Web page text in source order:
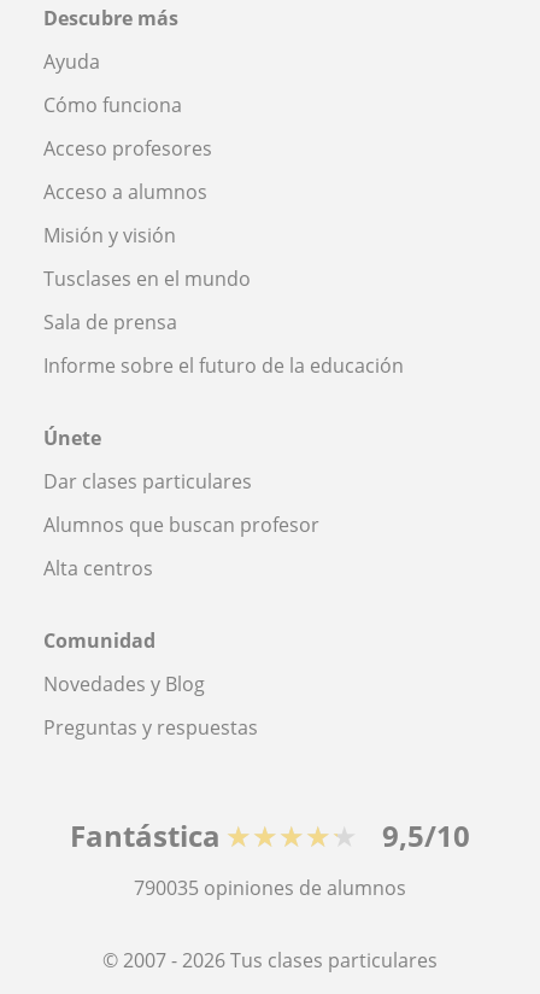
Descubre más
Ayuda
Cómo funciona
Acceso profesores
Acceso a alumnos
Misión y visión
Tusclases en el mundo
Sala de prensa
Informe sobre el futuro de la educación
Únete
Dar clases particulares
Alumnos que buscan profesor
Alta centros
Comunidad
Novedades y Blog
Preguntas y respuestas
Fantástica ★★★★★ 9,5/10
790035 opiniones de alumnos
© 2007 - 2026 Tus clases particulares